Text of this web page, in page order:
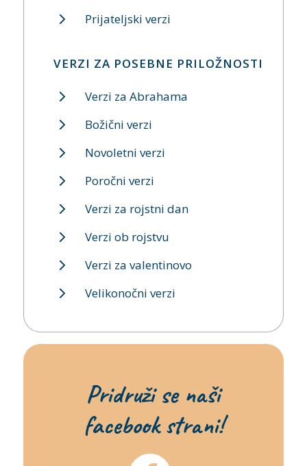
Prijateljski verzi
VERZI ZA POSEBNE PRILOŽNOSTI
Verzi za Abrahama
Božični verzi
Novoletni verzi
Poročni verzi
Verzi za rojstni dan
Verzi ob rojstvu
Verzi za valentinovo
Velikonočni verzi
Pridruži se naši
facebook strani!